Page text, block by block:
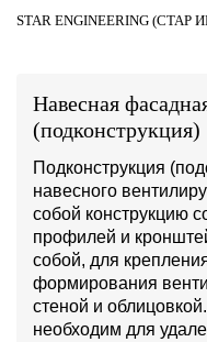
STAR ENGINEERING
Навесная
(подконструкция)
Подконструкция
навесного
собой конструкцию
профилей и
собой, для
формирования
стеной и
необходим для